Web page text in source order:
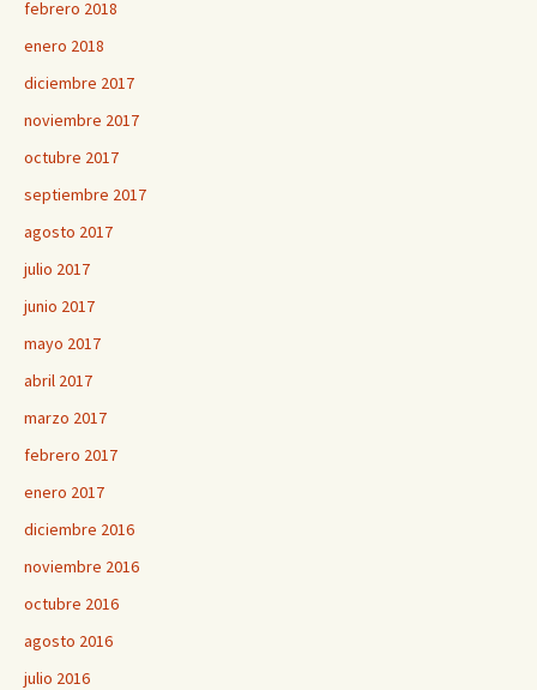
febrero 2018
enero 2018
diciembre 2017
noviembre 2017
octubre 2017
septiembre 2017
agosto 2017
julio 2017
junio 2017
mayo 2017
abril 2017
marzo 2017
febrero 2017
enero 2017
diciembre 2016
noviembre 2016
octubre 2016
agosto 2016
julio 2016